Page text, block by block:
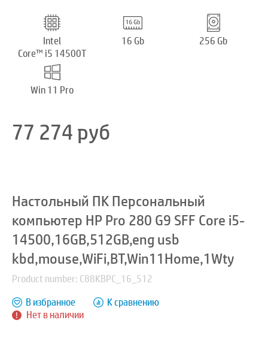
Intel
Core™ i5 14500T
16 Gb 256 Gb
Win 11 Pro
77 274руб
Настольный ПК Персональный
компьютер HP Pro 280 G9 SFF Core i5-
14500,16GB,512GB,eng usb
kbd,mouse,WiFi,BT,Win11Home,1Wty
Product number: C88KBPC_16_512
Нет в наличии
В избранное К сравнению